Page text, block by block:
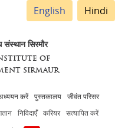
English Hindi
संस्थान सिरमौर
OF
SIRMAUR
करें पुस्तकालय
जीवंत परिसर
निविदाएँ करियर सत्यापित करें